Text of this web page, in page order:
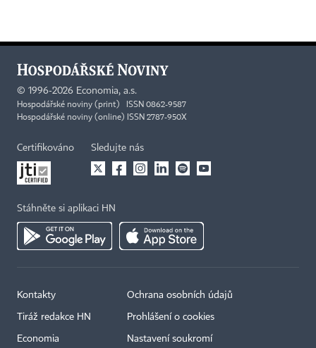
© 1996-2026 Economia, a.s.
Hospodářské noviny (print) ISSN 0862-9587
Hospodářské noviny (online) ISSN 2787-950X
Certifikováno Sledujte nás
Stáhněte si aplikaci HN
Kontakty
Tiráž redakce HN
Economia
Ochrana osobních údajů
Prohlášení o cookies
Nastavení soukromí